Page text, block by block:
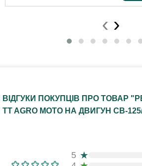
‹ ›
ВІДГУКИ ПОКУПЦІВ ПРО ТОВАР
TT AGRO MOTO НА ДВИГУН СВ-
5 ★